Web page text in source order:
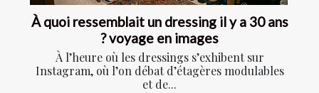
À quoi ressemblait un dressing il y a 30 ans
? voyage en images
À l’heure où les dressings s’exhibent sur
Instagram, où l’on débat d’étagères modulables
et de...